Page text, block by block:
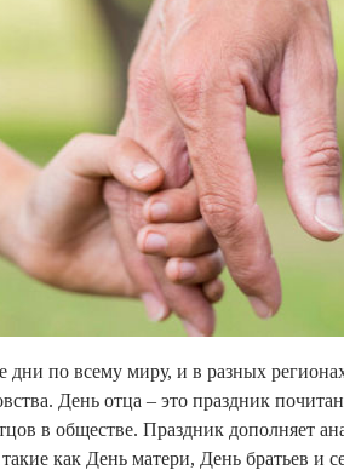
дни по всему миру, и в разных
День отца – это праздник
в обществе. Праздник дополняет
как День матери, День братьев и